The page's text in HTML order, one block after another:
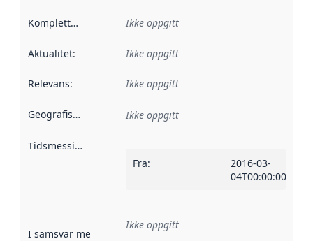
Kompletthet Ikke oppgitt
Aktualitet: Ikke oppgitt
Relevans: Ikke oppgitt
Geografisk avgrensning :
Ikke oppgitt
Tidsmessig avgrensning
Fra:
2016-03-
04T00:00:00Z
I samsvar med Referanse til en implementasjonsregel
Ikke oppgitt